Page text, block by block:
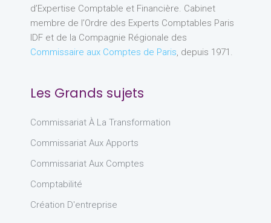
d’Expertise Comptable et Financière. Cabinet
membre de l’Ordre des Experts Comptables Paris
IDF et de la Compagnie Régionale des
Commissaire aux Comptes de Paris , depuis 1971.
Les Grands sujets
Commissariat À La Transformation
Commissariat Aux Apports
Commissariat Aux Comptes
Comptabilité
Création D'entreprise